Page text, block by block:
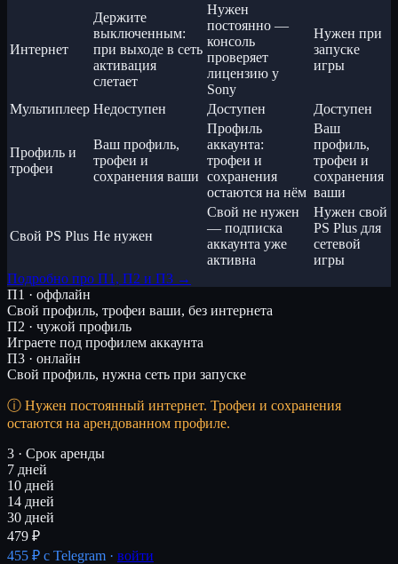
Интернет
Держите
выключенным:
при выходе в сеть
активация
слетает
Нужен
постоянно —
консоль
проверяет
лицензию у
Sony
Нужен при
запуске
игры
Мультиплеер Недоступен Доступен Доступен
Профиль и
трофеи
Ваш профиль,
трофеи и
сохранения ваши
Профиль
аккаунта:
трофеи и
сохранения
остаются на нём
Ваш
профиль,
трофеи и
сохранения
ваши
Свой PS Plus Не нужен
Свой не нужен
— подписка
аккаунта уже
активна
Нужен свой
PS Plus для
сетевой
игры
Подробно про П1, П2 и П3 →
П1 · оффлайн
Свой профиль, трофеи ваши, без интернета
П2 · чужой профиль
Играете под профилем аккаунта
П3 · онлайн
Свой профиль, нужна сеть при запуске
Нужен постоянный интернет. Трофеи и сохранения
остаются на арендованном профиле.
3 · Срок аренды
7 дней
10 дней
14 дней
30 дней
479 ₽
455 ₽ с Telegram · войти